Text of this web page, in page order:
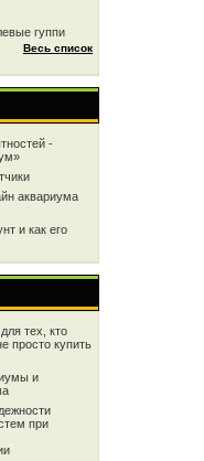
гуппи
Весь список
-
аквариума
и как его
тех, кто
просто купить
и
при